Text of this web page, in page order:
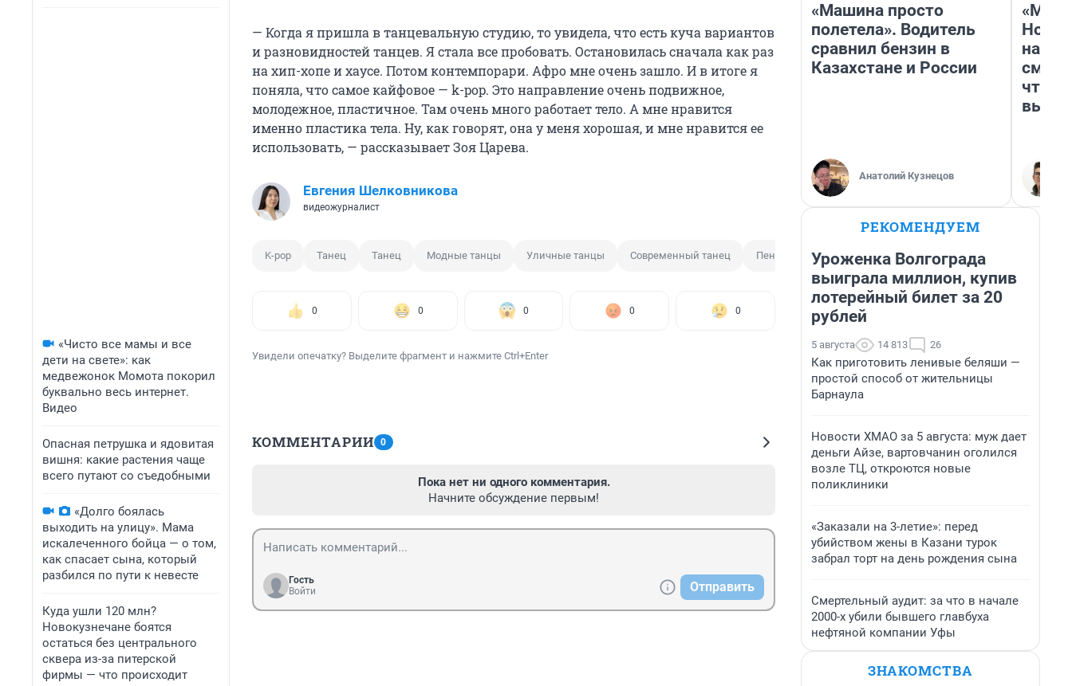
«Чисто все мамы и все
дети на свете»: как
медвежонок Момота покорил
буквально весь интернет.
Видео
Опасная петрушка и ядовитая
вишня: какие растения чаще
всего путают со съедобными
«Долго боялась
выходить на улицу». Мама
искалеченного бойца — о том,
как спасает сына, который
разбился по пути к невесте
Куда ушли 120 млн?
Новокузнечане боятся
остаться без центрального
сквера из-за питерской
фирмы — что происходит
— Когда я пришла в танцевальную студию, то увидела, что есть куча вариантов
и разновидностей танцев. Я стала все пробовать. Остановилась сначала как раз
на хип-хопе и хаусе. Потом контемпорари. Афро мне очень зашло. И в итоге я
поняла, что самое кайфовое — k-pop. Это направление очень подвижное,
молодежное, пластичное. Там очень много работает тело. А мне нравится
именно пластика тела. Ну, как говорят, она у меня хорошая, и мне нравится ее
использовать, — рассказывает Зоя Царева.
Евгения Шелковникова
видеожурналист
K-pop Танец Танец Модные танцы Уличные танцы Современный танец Пенсионерка Шоу Новые танцы
0 0 0 0 0
Увидели опечатку? Выделите фрагмент и нажмите Ctrl+Enter
КОММЕНТАРИИ 0
Пока нет ни одного комментария.
Начните обсуждение первым!
Гость
Войти
Отправить
«Машина просто
полетела». Водитель
сравнил бензин в
Казахстане и России
Анатолий Кузнецов
«Мы
РЕКОМЕНДУЕМ
Уроженка Волгограда
выиграла миллион, купив
лотерейный билет за 20
рублей
5 августа 14 813 26
Как приготовить ленивые беляши —
простой способ от жительницы
Барнаула
Новости ХМАО за 5 августа: муж дает
деньги Айзе, вартовчанин оголился
возле ТЦ, откроются новые
поликлиники
«Заказали на 3-летие»: перед
убийством жены в Казани турок
забрал торт на день рождения сына
Смертельный аудит: за что в начале
2000-х убили бывшего главбуха
нефтяной компании Уфы
ЗНАКОМСТВА